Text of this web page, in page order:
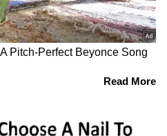
മനുഷ്യച്ചങ്ങലക്ക്